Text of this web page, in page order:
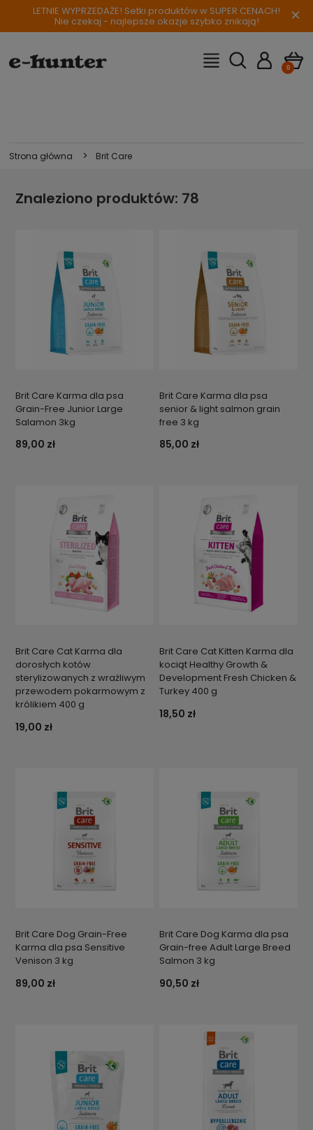
LETNIE WYPRZEDAŻE! Setki produktów w SUPER CENACH!
Nie czekaj - najlepsze okazje szybko znikają! ×
Strona główna > Brit Care
Znaleziono produktów: 78
Brit Care Karma dla psa
Grain-Free Junior Large
Salamon 3kg
89,00 zł
Brit Care Karma dla psa
senior & light salmon grain
free 3 kg
85,00 zł
Brit Care Cat Karma dla
dorosłych kotów
sterylizowanych z wrażliwym
przewodem pokarmowym z
królikiem 400 g
19,00 zł
Brit Care Cat Kitten Karma dla
kociąt Healthy Growth &
Development Fresh Chicken &
Turkey 400 g
18,50 zł
Brit Care Dog Grain-Free
Karma dla psa Sensitive
Venison 3 kg
89,00 zł
Brit Care Dog Karma dla psa
Grain-free Adult Large Breed
Salmon 3 kg
90,50 zł